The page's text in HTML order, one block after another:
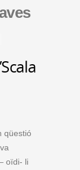
qüestió
oïdi- li